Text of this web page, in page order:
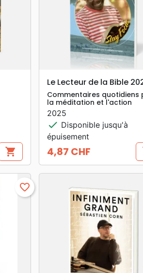
shopping_cart
search APERÇU RAPIDE
Le Lecteur de la Bible
Commentaires quotidiens
la méditation et l'action
2025
check Disponible jusqu'à
épuisement
Prix
4,87 CHF
favorite_border